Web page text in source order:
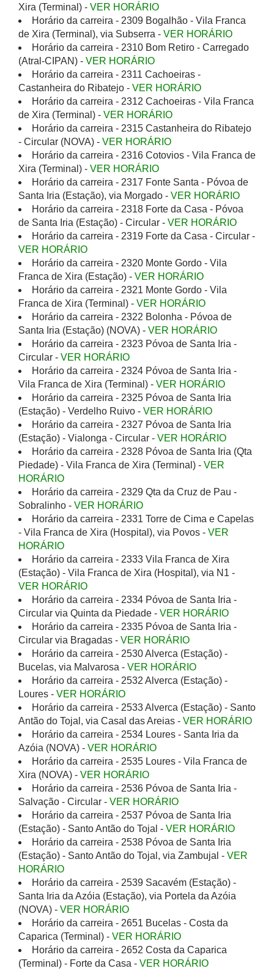
Xira (Terminal) - VER HORÁRIO
Horário da carreira - 2309 Bogalhão - Vila Franca
de Xira (Terminal), via Subserra - VER HORÁRIO
Horário da carreira - 2310 Bom Retiro - Carregado
(Atral-CIPAN) - VER HORÁRIO
Horário da carreira - 2311 Cachoeiras -
Castanheira do Ribatejo - VER HORÁRIO
Horário da carreira - 2312 Cachoeiras - Vila Franca
de Xira (Terminal) - VER HORÁRIO
Horário da carreira - 2315 Castanheira do Ribatejo
- Circular (NOVA) - VER HORÁRIO
Horário da carreira - 2316 Cotovios - Vila Franca de
Xira (Terminal) - VER HORÁRIO
Horário da carreira - 2317 Fonte Santa - Póvoa de
Santa Iria (Estação), via Morgado - VER HORÁRIO
Horário da carreira - 2318 Forte da Casa - Póvoa
de Santa Iria (Estação) - Circular - VER HORÁRIO
Horário da carreira - 2319 Forte da Casa - Circular -
VER HORÁRIO
Horário da carreira - 2320 Monte Gordo - Vila
Franca de Xira (Estação) - VER HORÁRIO
Horário da carreira - 2321 Monte Gordo - Vila
Franca de Xira (Terminal) - VER HORÁRIO
Horário da carreira - 2322 Bolonha - Póvoa de
Santa Iria (Estação) (NOVA) - VER HORÁRIO
Horário da carreira - 2323 Póvoa de Santa Iria -
Circular - VER HORÁRIO
Horário da carreira - 2324 Póvoa de Santa Iria -
Vila Franca de Xira (Terminal) - VER HORÁRIO
Horário da carreira - 2325 Póvoa de Santa Iria
(Estação) - Verdelho Ruivo - VER HORÁRIO
Horário da carreira - 2327 Póvoa de Santa Iria
(Estação) - Vialonga - Circular - VER HORÁRIO
Horário da carreira - 2328 Póvoa de Santa Iria (Qta
Piedade) - Vila Franca de Xira (Terminal) - VER
HORÁRIO
Horário da carreira - 2329 Qta da Cruz de Pau -
Sobralinho - VER HORÁRIO
Horário da carreira - 2331 Torre de Cima e Capelas
- Vila Franca de Xira (Hospital), via Povos - VER
HORÁRIO
Horário da carreira - 2333 Vila Franca de Xira
(Estação) - Vila Franca de Xira (Hospital), via N1 -
VER HORÁRIO
Horário da carreira - 2334 Póvoa de Santa Iria -
Circular via Quinta da Piedade - VER HORÁRIO
Horário da carreira - 2335 Póvoa de Santa Iria -
Circular via Bragadas - VER HORÁRIO
Horário da carreira - 2530 Alverca (Estação) -
Bucelas, via Malvarosa - VER HORÁRIO
Horário da carreira - 2532 Alverca (Estação) -
Loures - VER HORÁRIO
Horário da carreira - 2533 Alverca (Estação) - Santo
Antão do Tojal, via Casal das Areias - VER HORÁRIO
Horário da carreira - 2534 Loures - Santa Iria da
Azóia (NOVA) - VER HORÁRIO
Horário da carreira - 2535 Loures - Vila Franca de
Xira (NOVA) - VER HORÁRIO
Horário da carreira - 2536 Póvoa de Santa Iria -
Salvação - Circular - VER HORÁRIO
Horário da carreira - 2537 Póvoa de Santa Iria
(Estação) - Santo Antão do Tojal - VER HORÁRIO
Horário da carreira - 2538 Póvoa de Santa Iria
(Estação) - Santo Antão do Tojal, via Zambujal - VER
HORÁRIO
Horário da carreira - 2539 Sacavém (Estação) -
Santa Iria da Azóia (Estação), via Portela da Azóia
(NOVA) - VER HORÁRIO
Horário da carreira - 2651 Bucelas - Costa da
Caparica (Terminal) - VER HORÁRIO
Horário da carreira - 2652 Costa da Caparica
(Terminal) - Forte da Casa - VER HORÁRIO